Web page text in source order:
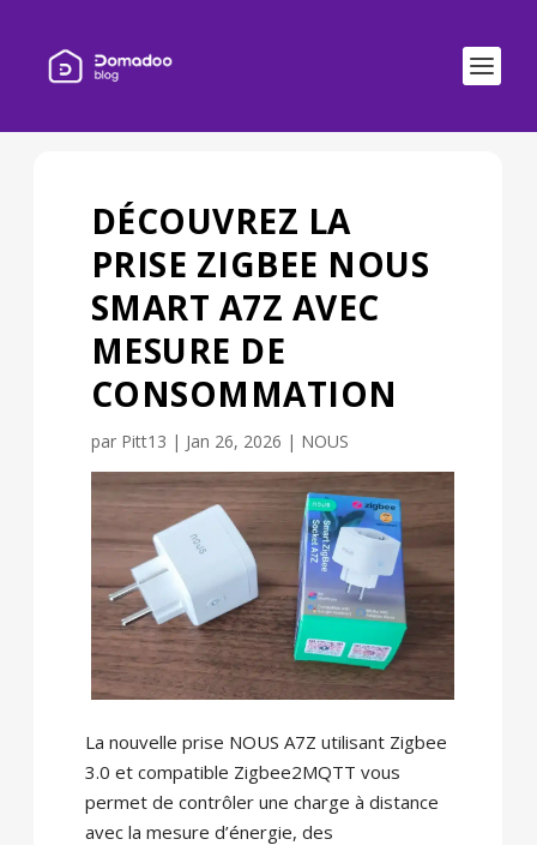
DÉCOUVREZ LA
PRISE ZIGBEE NOUS
SMART A7Z AVEC
MESURE DE
CONSOMMATION
par Pitt13 | Jan 26, 2026 | NOUS
La nouvelle prise NOUS A7Z utilisant Zigbee
3.0 et compatible Zigbee2MQTT vous
permet de contrôler une charge à distance
avec la mesure d’énergie, des